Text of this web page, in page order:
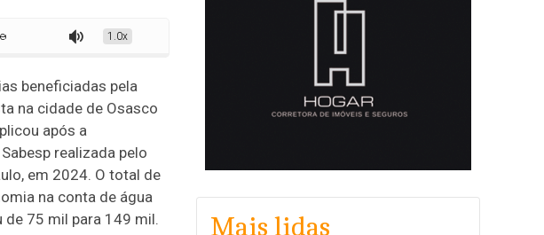
mil pessoas com desconto na conta de água em Osasco
1.0x
beneficiadas pela
na cidade de Osasco
após a
realizada pelo
em 2024. O total de
na conta de água
de 75 mil para 149 mil.
Mais lidas